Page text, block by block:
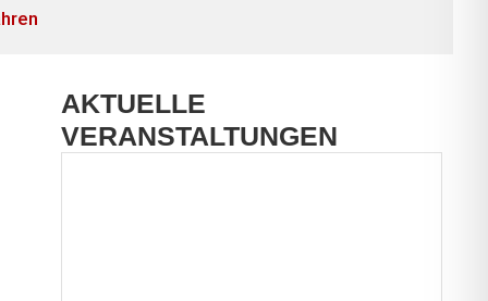
AKTUELLE
VERANSTALTUNGEN